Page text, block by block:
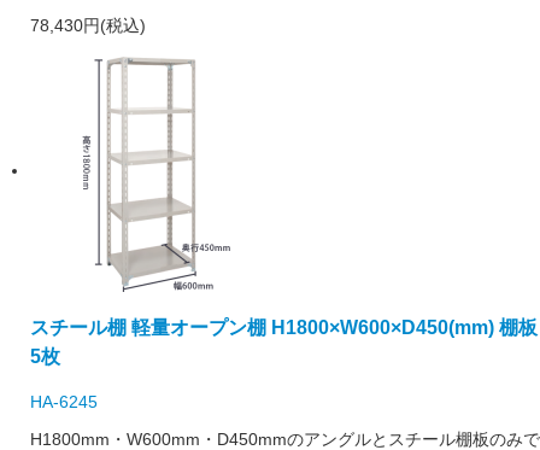
78,430円(税込)
スチール棚 軽量オープン棚 H1800×W600×D450(mm) 棚板
5枚
HA-6245
H1800mm・W600mm・D450mmのアングルとスチール棚板のみで